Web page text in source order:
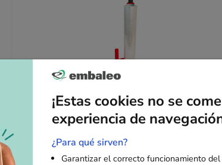
Portarollos para film estirable
Ver la gama
¡Estas cookies no se
experiencia de
¿Para qué sirven?
Garantizar el correcto funcionamiento